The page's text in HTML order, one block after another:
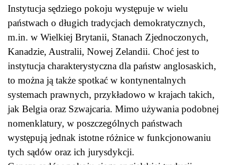
Instytucja sędziego pokoju występuje w wielu
państwach o długich tradycjach demokratycznych,
m.in. w Wielkiej Brytanii, Stanach Zjednoczonych,
Kanadzie, Australii, Nowej Zelandii. Choć jest to
instytucja charakterystyczna dla państw anglosaskich,
to można ją także spotkać w kontynentalnych
systemach prawnych, przykładowo w krajach takich,
jak Belgia oraz Szwajcaria. Mimo używania podobnej
nomenklatury, w poszczególnych państwach
występują jednak istotne różnice w funkcjonowaniu
tych sądów oraz ich jurysdykcji.